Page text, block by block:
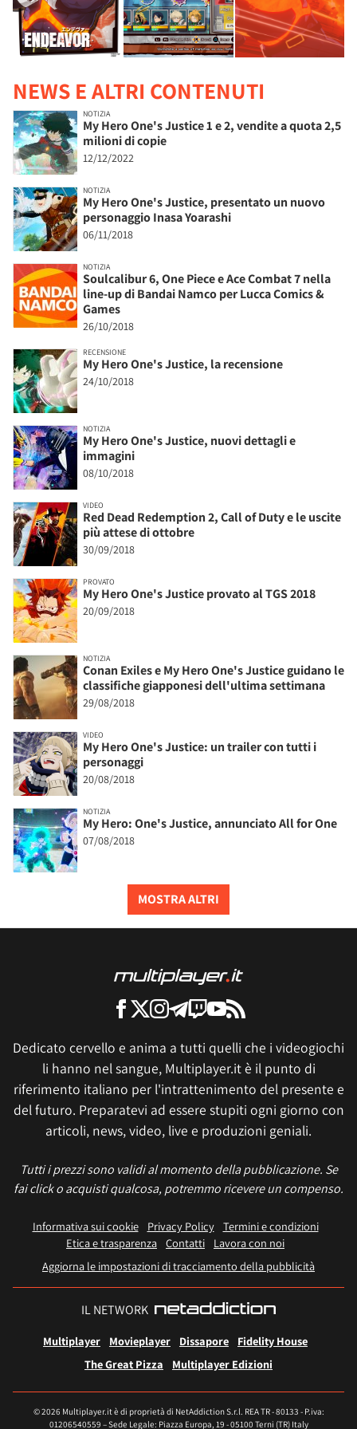
NEWS E ALTRI CONTENUTI
NOTIZIA
My Hero One's Justice 1 e 2, vendite a quota 2,5
milioni di copie
12/12/2022
NOTIZIA
My Hero One's Justice, presentato un nuovo
personaggio Inasa Yoarashi
06/11/2018
NOTIZIA
Soulcalibur 6, One Piece e Ace Combat 7 nella
line-up di Bandai Namco per Lucca Comics &
Games
26/10/2018
RECENSIONE
My Hero One's Justice, la recensione
24/10/2018
NOTIZIA
My Hero One's Justice, nuovi dettagli e
immagini
08/10/2018
VIDEO
Red Dead Redemption 2, Call of Duty e le uscite
più attese di ottobre
30/09/2018
PROVATO
My Hero One's Justice provato al TGS 2018
20/09/2018
NOTIZIA
Conan Exiles e My Hero One's Justice guidano le
classifiche giapponesi dell'ultima settimana
29/08/2018
VIDEO
My Hero One's Justice: un trailer con tutti i
personaggi
20/08/2018
NOTIZIA
My Hero: One's Justice, annunciato All for One
07/08/2018
MOSTRA ALTRI
Dedicato cervello e anima a tutti quelli che i videogiochi
li hanno nel sangue, Multiplayer.it è il punto di
riferimento italiano per l'intrattenimento del presente e
del futuro. Preparatevi ad essere stupiti ogni giorno con
articoli, news, video, live e produzioni geniali.
Tutti i prezzi sono validi al momento della pubblicazione. Se
fai click o acquisti qualcosa, potremmo ricevere un compenso.
Informativa sui cookie Privacy Policy
Termini e condizioni
Etica e trasparenza Contatti
Lavora con noi
Aggiorna le impostazioni di tracciamento della pubblicità
IL NETWORK
Multiplayer Movieplayer Dissapore
Fidelity House
The Great Pizza
Multiplayer Edizioni
© 2026 Multiplayer.it è di proprietà di NetAddiction S.r.l. REA TR - 80133 - P.iva:
01206540559 – Sede Legale: Piazza Europa, 19 - 05100 Terni (TR) Italy